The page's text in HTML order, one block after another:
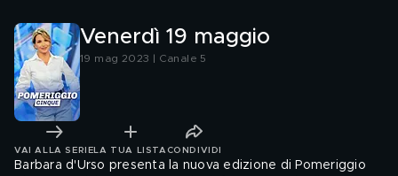
Venerdì 19 maggio
19 mag 2023 | Canale 5
VAI ALLA SERIE LA TUA LISTA CONDIVIDI
Barbara d'Urso presenta la nuova edizione di Pomeriggio